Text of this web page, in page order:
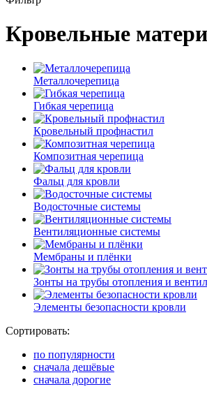
Кровельные
Металлочерепица
Гибкая черепица
Кровельный профнастил
Композитная черепица
Фальц для кровли
Водосточные системы
Вентиляционные системы
Мембраны и плёнки
Зонты на трубы отопления и
Элементы безопасности кровли
Сортировать:
по популярности
сначала дешёвые
сначала дорогие